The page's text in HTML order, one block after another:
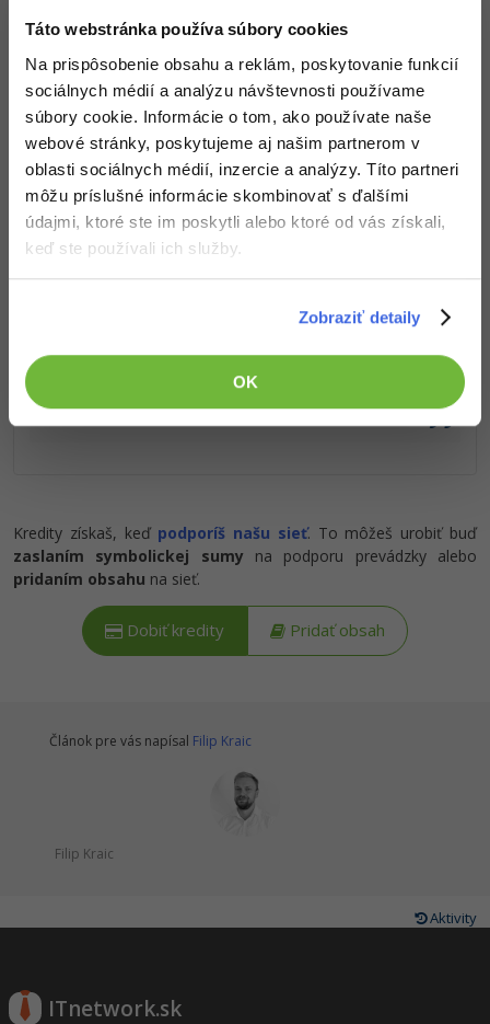
Táto webstránka používa súbory cookies
Na prispôsobenie obsahu a reklám, poskytovanie funkcií
sociálnych médií a analýzu návštevnosti používame
súbory cookie. Informácie o tom, ako používate naše
webové stránky, poskytujeme aj našim partnerom v
oblasti sociálnych médií, inzercie a analýzy. Títo partneri
môžu príslušné informácie skombinovať s ďalšími
údajmi, ktoré ste im poskytli alebo ktoré od vás získali,
keď ste používali ich služby.
Zobraziť detaily
OK
Prístup k jednotlivým lekciám podľa spôsobu
obstarania.
Kvalitné znalostiv oblasti IT.
Zručnosti, ktoré ti pomôžu získať vysnívanú a
dobre platenú prácu.
Popis článku
Požadovaný článok má nasledujúci obsah:
Skúsime si tvorbu jednoduchých aj zložitejších
tvarov.
Kredity získaš, keď podporíš našu sieť. To môžeš urobiť buď
zaslaním symbolickej sumy na podporu prevádzky alebo
pridaním obsahu na sieť.
Dobiť kredity Pridať obsah
Článok pre vás napísal Filip Kraic
Filip Kraic
Aktivity
ITnetwork.sk